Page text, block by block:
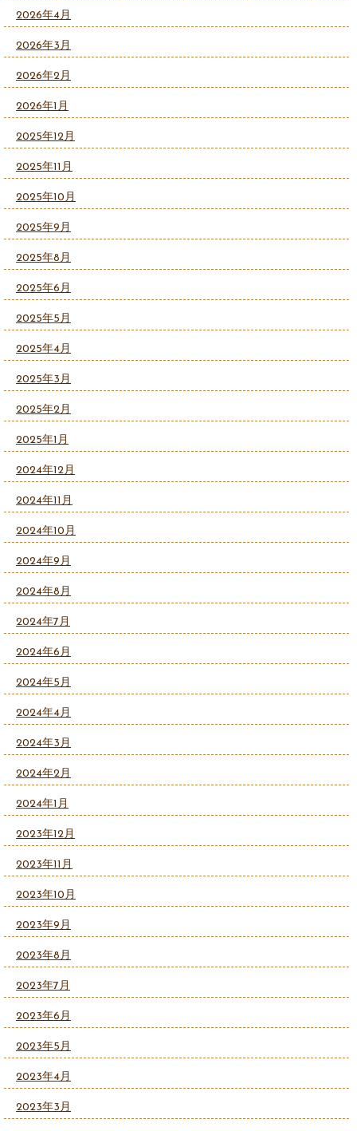
2026年4月
2026年3月
2026年2月
2026年1月
2025年12月
2025年11月
2025年10月
2025年9月
2025年8月
2025年6月
2025年5月
2025年4月
2025年3月
2025年2月
2025年1月
2024年12月
2024年11月
2024年10月
2024年9月
2024年8月
2024年7月
2024年6月
2024年5月
2024年4月
2024年3月
2024年2月
2024年1月
2023年12月
2023年11月
2023年10月
2023年9月
2023年8月
2023年7月
2023年6月
2023年5月
2023年4月
2023年3月